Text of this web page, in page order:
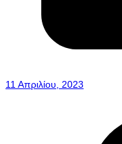
11 Απριλίου, 2023